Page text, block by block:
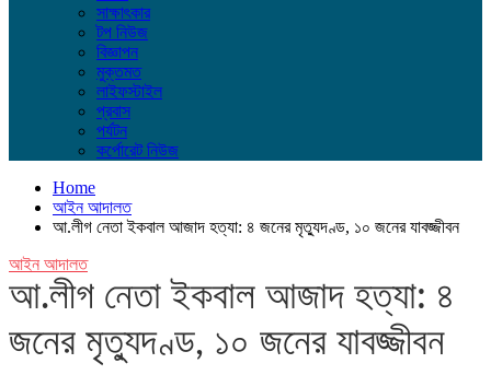
সাক্ষাৎকার
টপ নিউজ
বিজ্ঞাপন
মুক্তমত
লাইফস্টাইল
প্রবাস
পর্যটন
কর্পোরেট নিউজ
Home
আইন আদালত
আ.লীগ নেতা ইকবাল আজাদ হত্যা: ৪ জনের মৃত্যুদণ্ড, ১০ জনের যাবজ্জীবন
আইন আদালত
আ.লীগ নেতা ইকবাল আজাদ হত্যা: ৪
জনের মৃত্যুদণ্ড, ১০ জনের যাবজ্জীবন